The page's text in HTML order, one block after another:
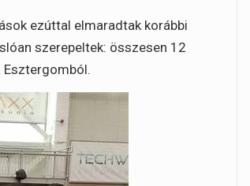
ezúttal elmaradtak korábbi
szerepeltek: összesen 12